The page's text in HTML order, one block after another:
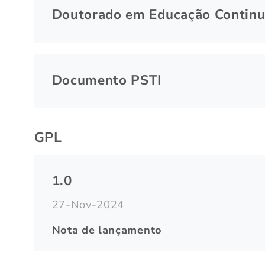
Doutorado em Educação
Documento PSTI
GPL
1.0
27-Nov-2024
Nota de lançamento